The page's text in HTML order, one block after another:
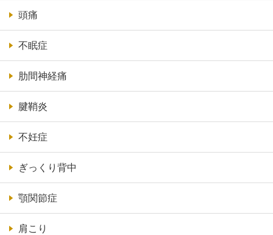
頭痛
不眠症
肋間神経痛
腱鞘炎
不妊症
ぎっくり背中
顎関節症
肩こり